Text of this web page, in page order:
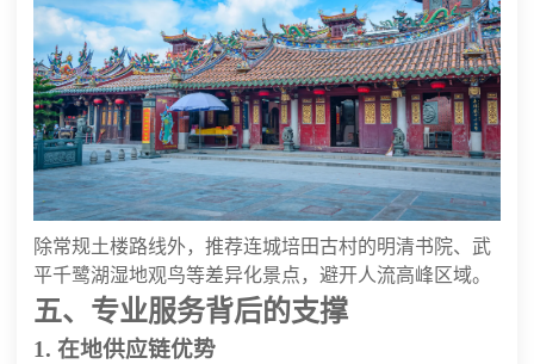
除常规土楼路线外，推荐连城培田古村的明清书院、武
平千鹭湖湿地观鸟等差异化景点，避开人流高峰区域。
五、专业服务背后的支撑
1. 在地供应链优势